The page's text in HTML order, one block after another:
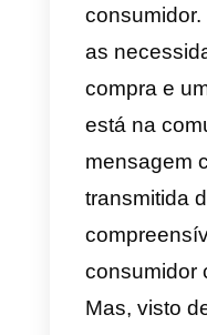
do
Diante
venda
táticas